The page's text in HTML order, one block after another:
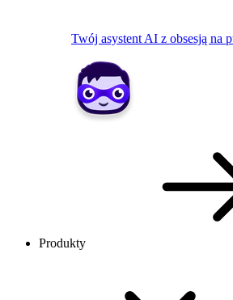
Twój asystent AI z obsesją na
Produkty